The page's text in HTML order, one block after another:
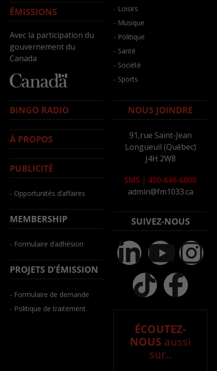
ÉMISSIONS
Avec la participation du
gouvernement du
Canada
- Loisirs
- Musique
- Politique
- Santé
- Société
- Sports
BINGO RADIO
À PROPOS
PUBLICITÉ
- Opportunités d’affaires
MEMBERSHIP
- Formulaire d’adhésion
PROJETS D’ÉMISSION
- Formulaire de demande
- Politique de traitement
NOUS JOINDRE
91,rue Saint-Jean
Longueuil (Québec)
J4H 2W8
SMS | 450-646-6800
admin@fm1033.ca
SUIVEZ-NOUS
ÉCOUTEZ-
NOUS aussi
sur..